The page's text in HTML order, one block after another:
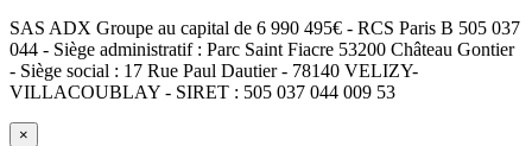
SAS ADX Groupe au capital de 6 990 495€ - RCS Paris B 505 037
044 - Siège administratif : Parc Saint Fiacre 53200 Château Gontier
- Siège social : 17 Rue Paul Dautier - 78140 VELIZY-
VILLACOUBLAY - SIRET : 505 037 044 009 53
×